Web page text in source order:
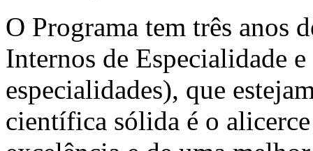
O Programa tem três anos
Internos de Especialidade
especialidades), que
científica sólida é o